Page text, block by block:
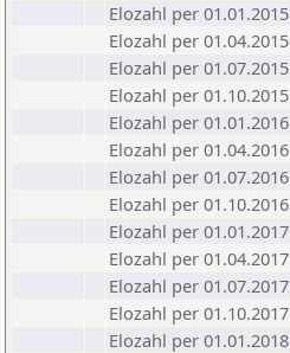
Elozahl per 01.01.2015
Elozahl per 01.04.2015
Elozahl per 01.07.2015
Elozahl per 01.10.2015
Elozahl per 01.01.2016
Elozahl per 01.04.2016
Elozahl per 01.07.2016
Elozahl per 01.10.2016
Elozahl per 01.01.2017
Elozahl per 01.04.2017
Elozahl per 01.07.2017
Elozahl per 01.10.2017
Elozahl per 01.01.2018